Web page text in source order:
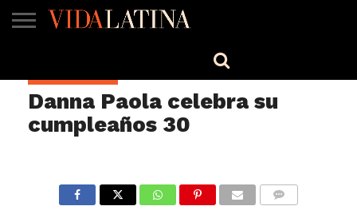
TV
Danna Paola celebra su
cumpleaños 30